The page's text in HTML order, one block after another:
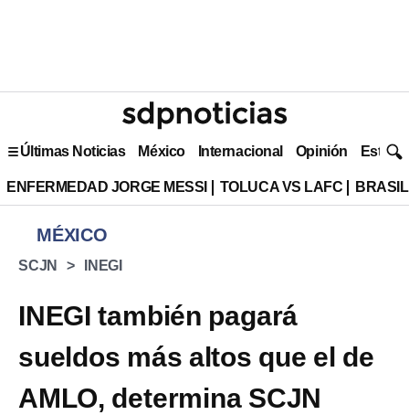
Últimas Noticias México Internacional Opinión Estilo
ENFERMEDAD JORGE MESSI TOLUCA VS LAFC
MÉXICO
SCJN INEGI
INEGI también pagará
sueldos más altos que el de
AMLO, determina SCJN